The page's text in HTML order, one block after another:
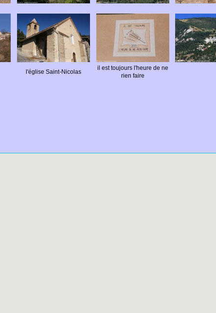
l'église Saint-Nicolas
il est toujours l'heure de ne
rien faire